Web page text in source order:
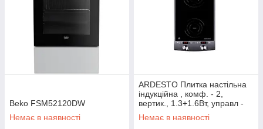
Beko FSM52120DW
Немає в наявності
ARDESTO Плитка настільна
індукційна , комф. - 2,
вертик., 1.3+1.6Вт, управл -
сенсор, таймер, чорний
Немає в наявності